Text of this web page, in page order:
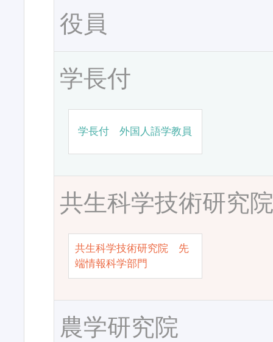
役員
学長付
学長付 外国人語学教員
共生科学技術研究
共生科学技術研究院 先
端情報科学部門
農学研究院